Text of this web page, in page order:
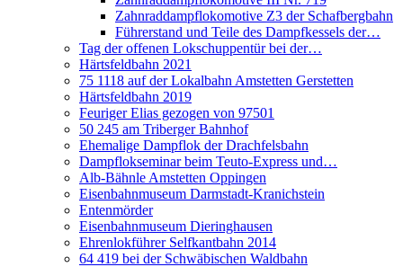
Zahnraddampflokomotive Z3 der Schafbergbahn
Führerstand und Teile des Dampfkessels der…
Tag der offenen Lokschuppentür bei der…
Härtsfeldbahn 2021
75 1118 auf der Lokalbahn Amstetten Gerstetten
Härtsfeldbahn 2019
Feuriger Elias gezogen von 97501
50 245 am Triberger Bahnhof
Ehemalige Dampflok der Drachfelsbahn
Dampflokseminar beim Teuto-Express und…
Alb-Bähnle Amstetten Oppingen
Eisenbahnmuseum Darmstadt-Kranichstein
Entenmörder
Eisenbahnmuseum Dieringhausen
Ehrenlokführer Selfkantbahn 2014
64 419 bei der Schwäbischen Waldbahn